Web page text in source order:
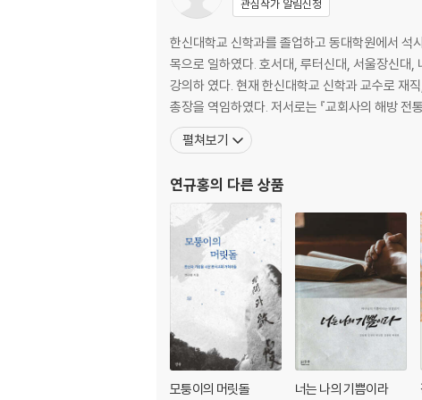
1. 머리말
2. 구술사와 기억의 의미
3. 기억의 장소로서 영등포산업선교회의 역사
4. 기억을 통해 본 산업선교의 동기
5. 기억을 통해 본 산업선교의 내용
6. 맺음말
1. 머리말
2. 한국 민주화운동의 지리적 스케일
3. 민주인사들의 공간 생산과 공간조직 형성
4. 맺음말
제03장 민중불교운동의 배경으로서 종교적 내면
1. 머리말
2. ‘민중’＋‘불교’의 의미 구성
관심작가 알림신청
한신대학교 신학과를 졸업하고 동대학원에서
목으로 일하였다. 호서대, 루터신대, 서울장신
강의하 였다. 현재 한신대학교 신학과 교수로 재
총장을 역임하였다. 저서로는 『교회사의 해
펼쳐보기
연규홍의 다른 상품
모퉁이의 머릿돌 너는 나의 기쁨이라